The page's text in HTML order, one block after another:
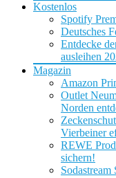
Kostenlos
Spotify
Deutsches
Entdecke
ausleihen
Magazin
Amazon
Outlet
Norden
Vierbeiner
REWE
sichern!